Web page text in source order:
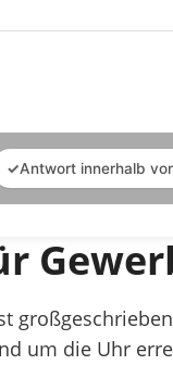
✓Antwort innerhalb
um die Uhr